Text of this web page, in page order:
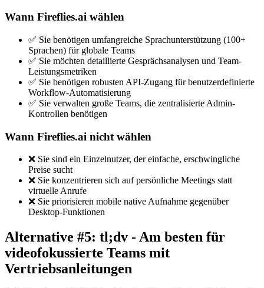
Wann Fireflies.ai wählen
✅ Sie benötigen umfangreiche Sprachunterstützung (100+
Sprachen) für globale Teams
✅ Sie möchten detaillierte Gesprächsanalysen und Team-
Leistungsmetriken
✅ Sie benötigen robusten API-Zugang für benutzerdefinierte
Workflow-Automatisierung
✅ Sie verwalten große Teams, die zentralisierte Admin-
Kontrollen benötigen
Wann Fireflies.ai nicht wählen
❌ Sie sind ein Einzelnutzer, der einfache, erschwingliche
Preise sucht
❌ Sie konzentrieren sich auf persönliche Meetings statt
virtuelle Anrufe
❌ Sie priorisieren mobile native Aufnahme gegenüber
Desktop-Funktionen
Alternative #5: tl;dv - Am besten für
videofokussierte Teams mit
Vertriebsanleitungen